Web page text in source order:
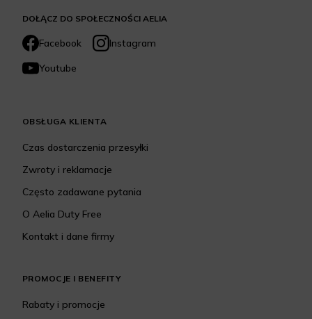
DOŁĄCZ DO SPOŁECZNOŚCI AELIA
Facebook
Instagram
Youtube
OBSŁUGA KLIENTA
Czas dostarczenia przesyłki
Zwroty i reklamacje
Często zadawane pytania
O Aelia Duty Free
Kontakt i dane firmy
PROMOCJE I BENEFITY
Rabaty i promocje